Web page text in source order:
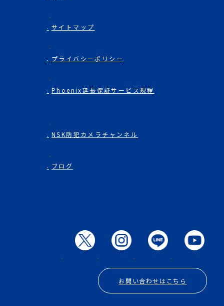
サイトマップ
プライバシーポリシー
Phoenix延長保証サービス規程
NSK防犯カメラチャンネル
ブログ
お問い合わせはこちら